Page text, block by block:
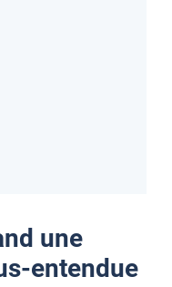
une
entendue